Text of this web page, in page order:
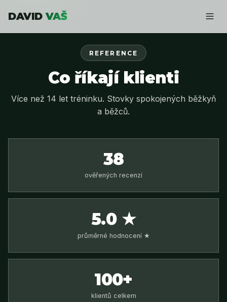
DAVID VAŠ
REFERENCE
Co říkají klienti
Více než 14 let tréninku. Stovky spokojených běžkyň
a běžců.
38
ověřených recenzí
5.0 ★
průměrné hodnocení ★
100+
klientů celkem